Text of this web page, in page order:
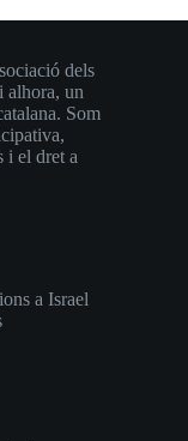
dels
alhora, un
Som
i el dret a
a Israel